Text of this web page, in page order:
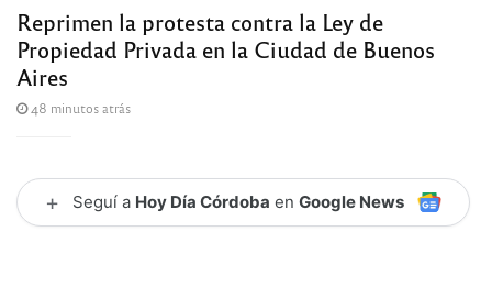
Reprimen la protesta contra la Ley de
Propiedad Privada en la Ciudad de Buenos
Aires
48 minutos atrás
+ Seguí a Hoy Día Córdoba en Google News